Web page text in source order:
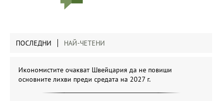
ПОСЛЕДНИ НАЙ-ЧЕТЕНИ
Икономистите очакват Швейцария да не повиши
основните лихви преди средата на 2027 г.